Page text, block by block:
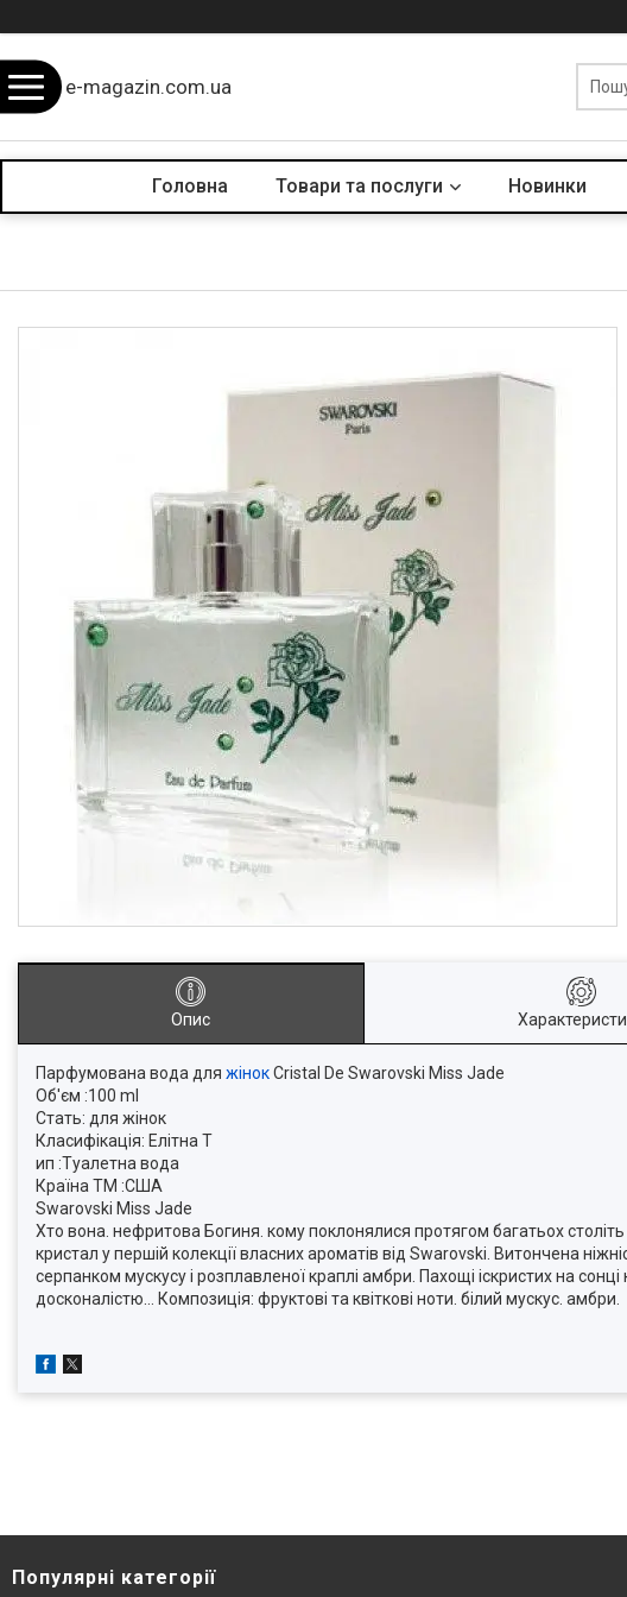
e-magazin.com.ua
Головна Товари та послуги Новинки
Опис
Парфумована вода для жінокCristal De Swarovski Miss Jade
Об'єм :100 ml
Стать: для жінок
Класифікація: Елітна Т
ип :Туалетна вода
Країна ТМ :США
Swarovski Miss Jade
Хто вона. нефритова Богиня. кому поклонялися протягом багатьох
кристал у першій колекції власних ароматів від Swarovski. Витончена
серпанком мускусу і розплавленої краплі амбри. Пахощі іскристих на сонці
досконалістю… Композиція: фруктові та квіткові ноти. білий мускус. амбри.
Популярні категорії